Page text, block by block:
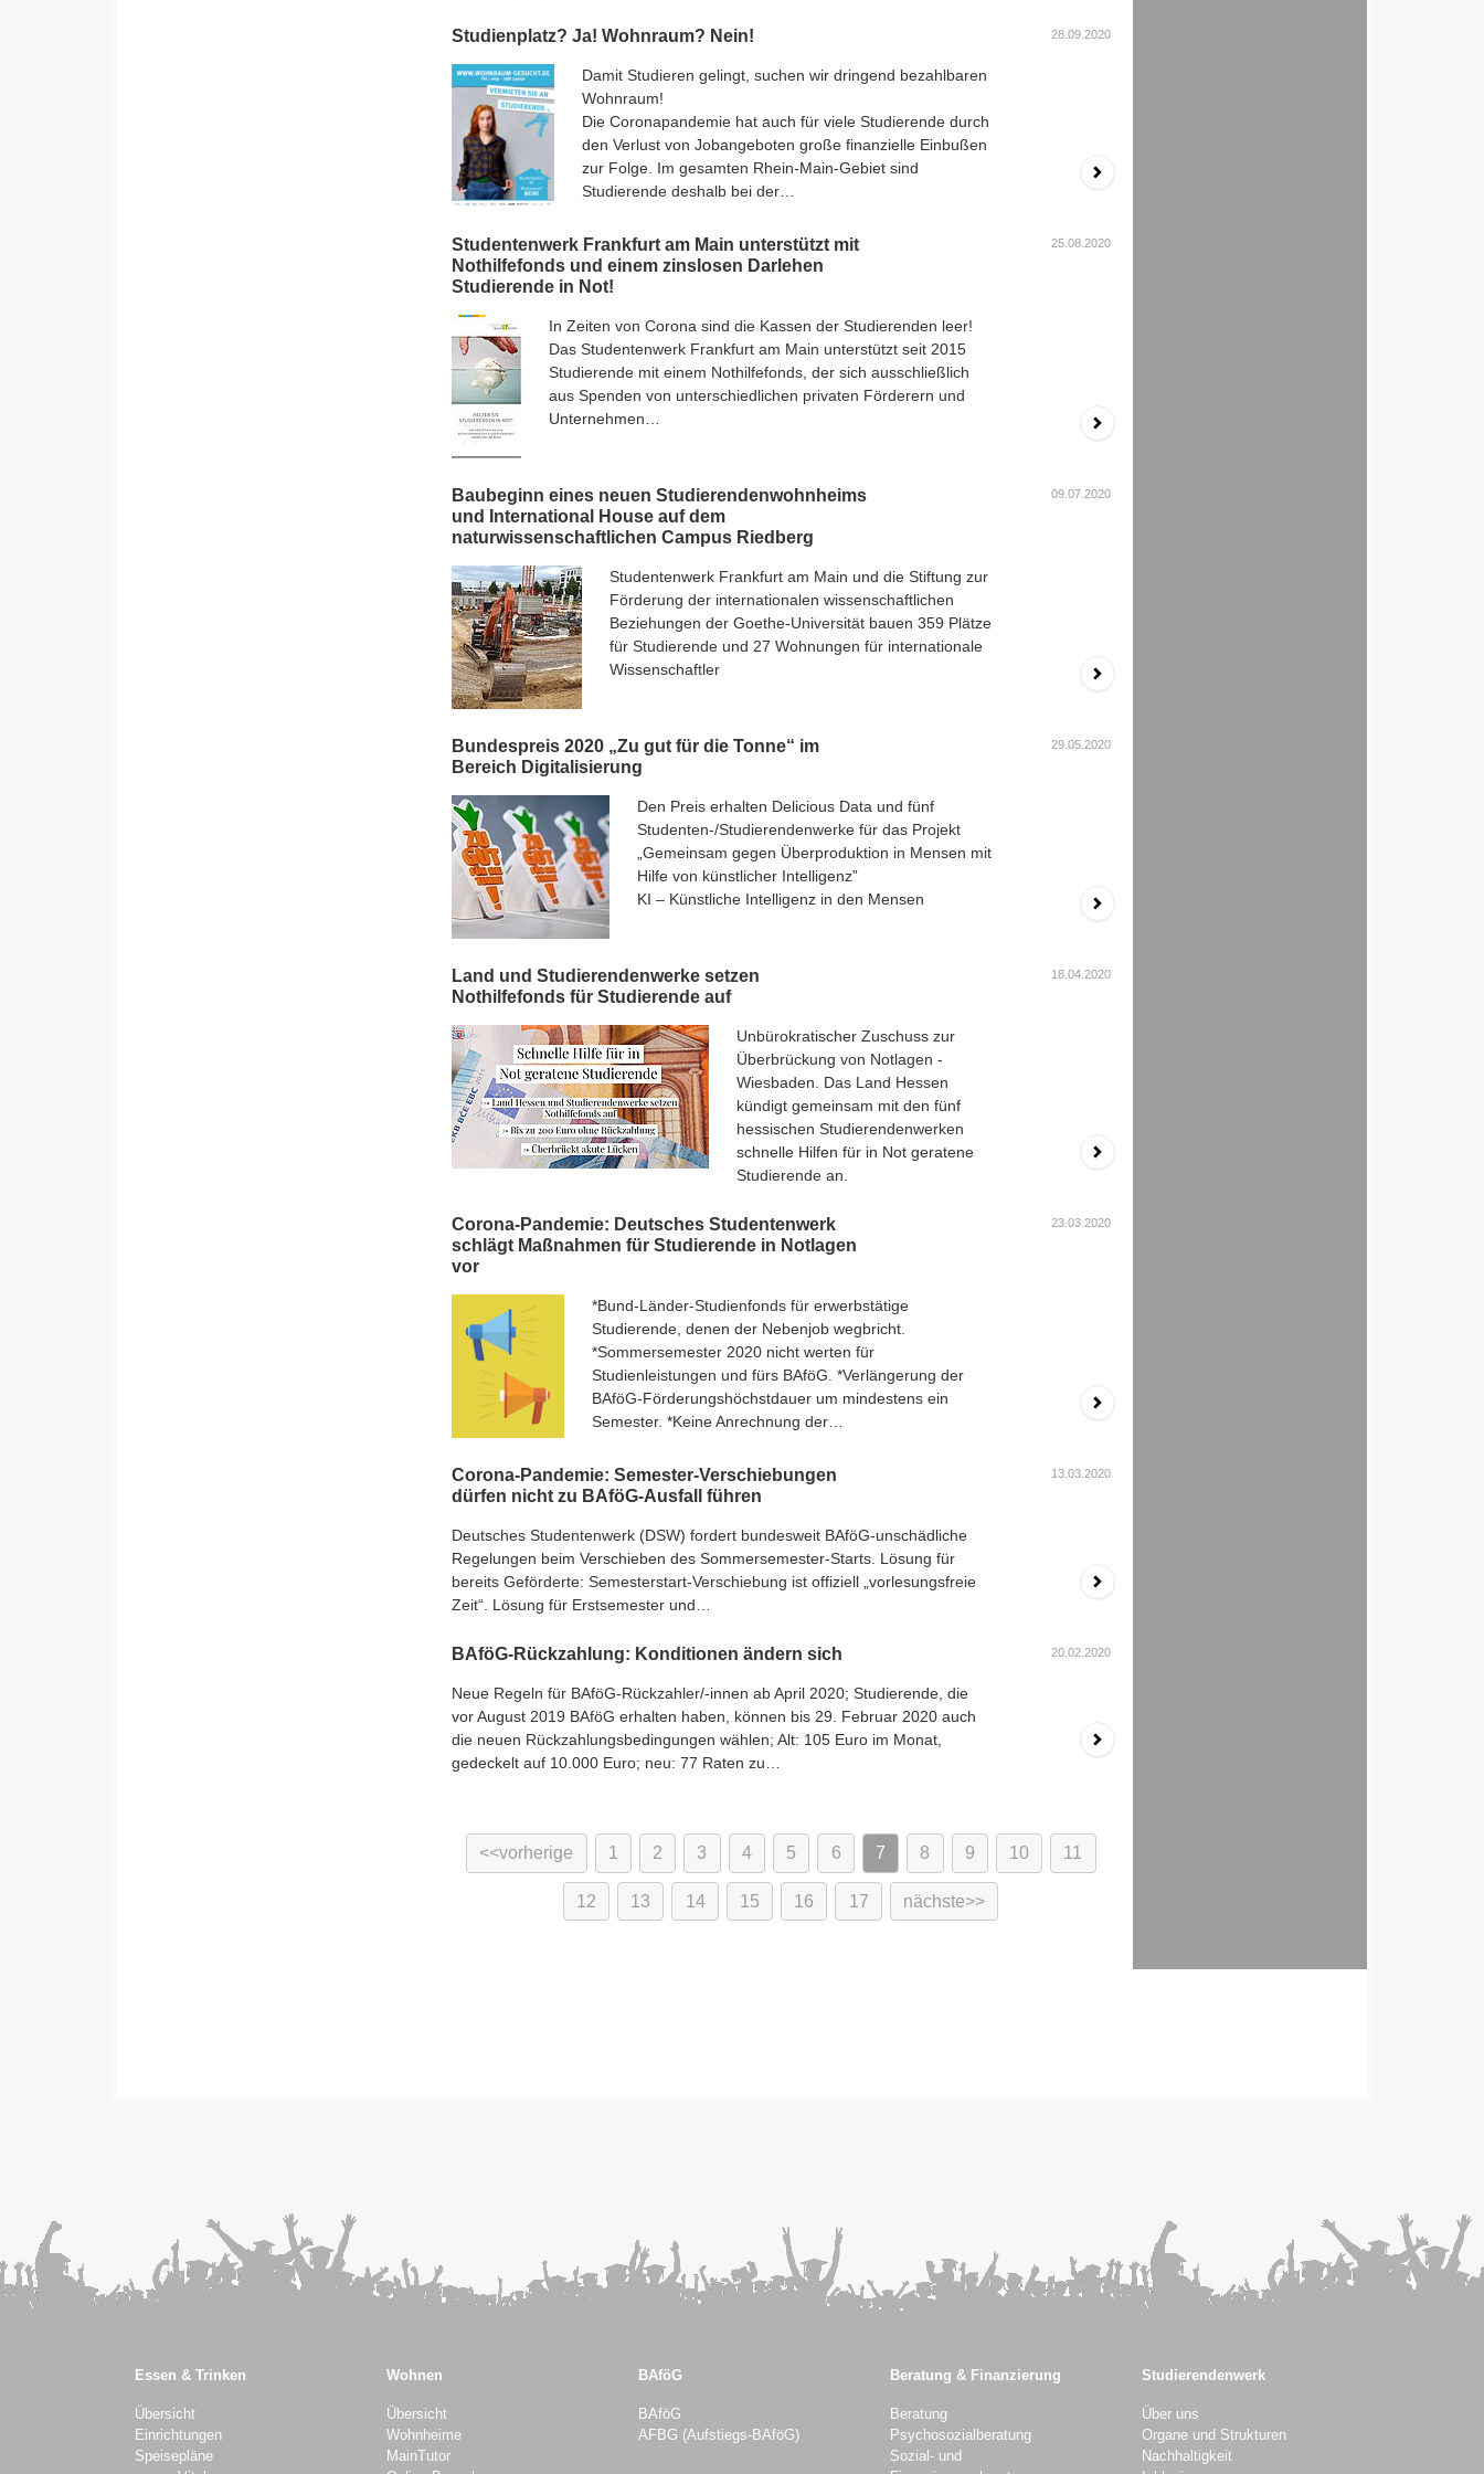
Studienplatz? Ja! Wohnraum? Nein! 28.09.2020
Damit Studieren gelingt, suchen wir dringend bezahlbaren
Wohnraum!
Die Coronapandemie hat auch für viele Studierende durch
den Verlust von Jobangeboten große finanzielle Einbußen
zur Folge. Im gesamten Rhein-Main-Gebiet sind
Studierende deshalb bei der…
Studentenwerk Frankfurt am Main unterstützt mit
Nothilfefonds und einem zinslosen Darlehen
Studierende in Not!
25.08.2020
In Zeiten von Corona sind die Kassen der Studierenden leer!
Das Studentenwerk Frankfurt am Main unterstützt seit 2015
Studierende mit einem Nothilfefonds, der sich ausschließlich
aus Spenden von unterschiedlichen privaten Förderern und
Unternehmen…
Baubeginn eines neuen Studierendenwohnheims
und International House auf dem
naturwissenschaftlichen Campus Riedberg
09.07.2020
Studentenwerk Frankfurt am Main und die Stiftung zur
Förderung der internationalen wissenschaftlichen
Beziehungen der Goethe-Universität bauen 359 Plätze
für Studierende und 27 Wohnungen für internationale
Wissenschaftler
Bundespreis 2020 „Zu gut für die Tonne“ im
Bereich Digitalisierung
29.05.2020
Den Preis erhalten Delicious Data und fünf
Studenten-/Studierendenwerke für das Projekt
„Gemeinsam gegen Überproduktion in Mensen mit
Hilfe von künstlicher Intelligenz”
KI – Künstliche Intelligenz in den Mensen
Land und Studierendenwerke setzen
Nothilfefonds für Studierende auf
18.04.2020
Unbürokratischer Zuschuss zur
Überbrückung von Notlagen -
Wiesbaden. Das Land Hessen
kündigt gemeinsam mit den fünf
hessischen Studierendenwerken
schnelle Hilfen für in Not geratene
Studierende an.
Corona-Pandemie: Deutsches Studentenwerk
schlägt Maßnahmen für Studierende in Notlagen
vor
23.03.2020
*Bund-Länder-Studienfonds für erwerbstätige
Studierende, denen der Nebenjob wegbricht.
*Sommersemester 2020 nicht werten für
Studienleistungen und fürs BAföG. *Verlängerung der
BAföG-Förderungshöchstdauer um mindestens ein
Semester. *Keine Anrechnung der…
Corona-Pandemie: Semester-Verschiebungen
dürfen nicht zu BAföG-Ausfall führen
13.03.2020
Deutsches Studentenwerk (DSW) fordert bundesweit BAföG-unschädliche
Regelungen beim Verschieben des Sommersemester-Starts. Lösung für
bereits Geförderte: Semesterstart-Verschiebung ist offiziell „vorlesungsfreie
Zeit“. Lösung für Erstsemester und…
BAföG-Rückzahlung: Konditionen ändern sich 20.02.2020
Neue Regeln für BAföG-Rückzahler/-innen ab April 2020; Studierende, die
vor August 2019 BAföG erhalten haben, können bis 29. Februar 2020 auch
die neuen Rückzahlungsbedingungen wählen; Alt: 105 Euro im Monat,
gedeckelt auf 10.000 Euro; neu: 77 Raten zu…
vorherige 1 2 3 4 5 6 7 8 9 10 11
12 13 14 15 16 17 nächste
Essen & Trinken
Übersicht
Einrichtungen
Speisepläne
Wohnen
Übersicht
Wohnheime
MainTutor
BAföG
BAföG
AFBG (Aufstiegs-BAföG)
Beratung & Finanzierung
Beratung
Psychosozialberatung
Sozial- und
Studierendenwerk
Über uns
Organe und Strukturen
Nachhaltigkeit